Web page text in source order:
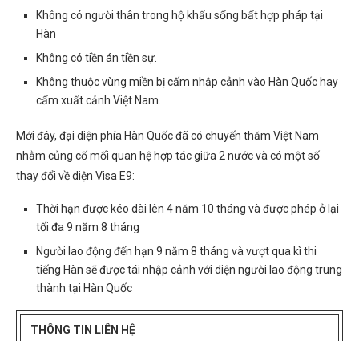
Không có người thân trong hộ khẩu sống bất hợp pháp tại
Hàn
Không có tiền án tiền sự.
Không thuộc vùng miền bị cấm nhập cảnh vào Hàn Quốc hay
cấm xuất cảnh Việt Nam.
Mới đây, đại diện phía Hàn Quốc đã có chuyến thăm Việt Nam
nhằm củng cố mối quan hệ hợp tác giữa 2 nước và có một số
thay đổi về diện Visa E9:
Thời hạn được kéo dài lên 4 năm 10 tháng và được phép ở lại
tối đa 9 năm 8 tháng
Người lao động đến hạn 9 năm 8 tháng và vượt qua kì thi
tiếng Hàn sẽ được tái nhập cảnh với diện người lao động trung
thành tại Hàn Quốc
THÔNG TIN LIÊN HỆ